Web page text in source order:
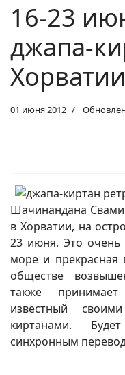
16-23
джапа-
Хорватии
01 июня 2012
Шачинандана Свами
в Хорватии, на
23 июня. Это очень
море и прекрасная
обществе
также
известный
киртанами.
синхронным